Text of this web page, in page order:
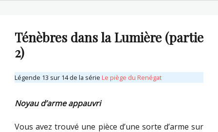
Ténèbres dans la Lumière (partie
2)
Légende 13 sur 14 de la série Le piège du Renégat
Noyau d’arme appauvri
Vous avez trouvé une pièce d’une sorte d’arme sur